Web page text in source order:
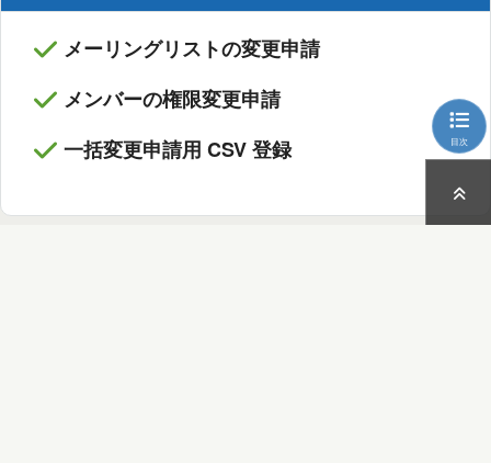
メーリングリストの変更申請
メンバーの権限変更申請
一括変更申請用 CSV 登録
目次